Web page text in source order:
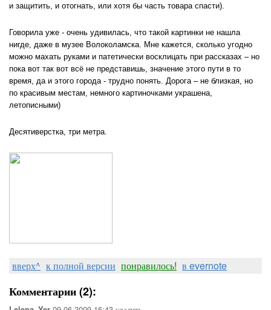
и защитить, и отогнать, или хотя бы часть товара спасти).
Говорила уже - очень удивилась, что такой картинки не нашла
нигде, даже в музее Волоколамска. Мне кажется, сколько угодно
можно махать руками и патетически восклицать при рассказах – но
пока вот так вот всё не представишь, значение этого пути в то
время, да и этого города - трудно понять. Дорога – не близкая, но
по красивым местам, немного картиночками украшена,
летописными)
Десятиверстка, три метра.
вверх^ к полной версии понравилось! в evernote
Комментарии (2):